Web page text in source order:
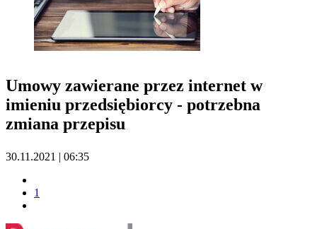
Umowy zawierane przez internet w
imieniu przedsiębiorcy - potrzebna
zmiana przepisu
30.11.2021 | 06:35
1